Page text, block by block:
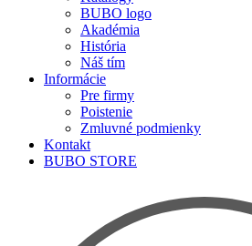
BUBO logo
Akadémia
História
Náš tím
Informácie
Pre firmy
Poistenie
Zmluvné podmienky
Kontakt
BUBO STORE